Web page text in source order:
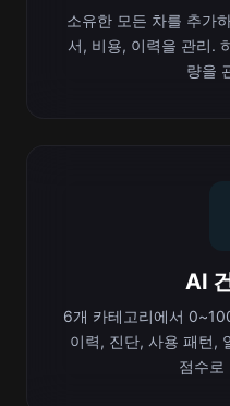
소유한 모든 차를 추가
서, 비용, 이력을 관리.
량을
AI
6개 카테고리에서
이력, 진단, 사용 패턴,
점수로